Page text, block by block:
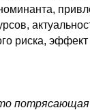
риска, эффект